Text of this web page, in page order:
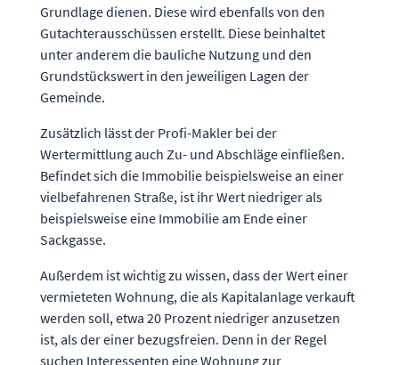
Grundlage dienen. Diese wird ebenfalls von den
Gutachterausschüssen erstellt. Diese beinhaltet
unter anderem die bauliche Nutzung und den
Grundstückswert in den jeweiligen Lagen der
Gemeinde.
Zusätzlich lässt der Profi-Makler bei der
Wertermittlung auch Zu- und Abschläge einfließen.
Befindet sich die Immobilie beispielsweise an einer
vielbefahrenen Straße, ist ihr Wert niedriger als
beispielsweise eine Immobilie am Ende einer
Sackgasse.
Außerdem ist wichtig zu wissen, dass der Wert einer
vermieteten Wohnung, die als Kapitalanlage verkauft
werden soll, etwa 20 Prozent niedriger anzusetzen
ist, als der einer bezugsfreien. Denn in der Regel
suchen Interessenten eine Wohnung zur